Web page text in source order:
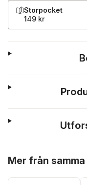
Storpocket
149 kr
Mer från